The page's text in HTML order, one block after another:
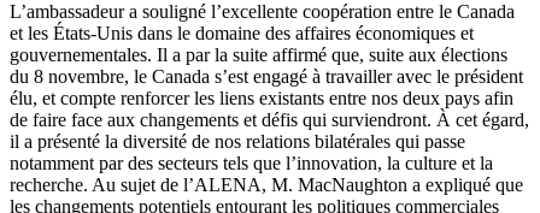
L’ambassadeur a souligné l’excellente coopération entre le Canada
et les États-Unis dans le domaine des affaires économiques et
gouvernementales. Il a par la suite affirmé que, suite aux élections
du 8 novembre, le Canada s’est engagé à travailler avec le président
élu, et compte renforcer les liens existants entre nos deux pays afin
de faire face aux changements et défis qui surviendront. À cet égard,
il a présenté la diversité de nos relations bilatérales qui passe
notamment par des secteurs tels que l’innovation, la culture et la
recherche. Au sujet de l’ALENA, M. MacNaughton a expliqué que
les changements potentiels entourant les politiques commerciales